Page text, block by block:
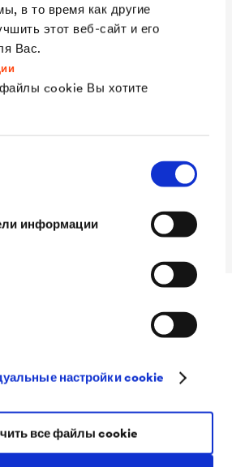
в то время как другие
этот веб-сайт и его
Вас.
cookie Вы хотите
информации
настройки cookie
все файлы cookie
данные
Термопластичный
20 шт.